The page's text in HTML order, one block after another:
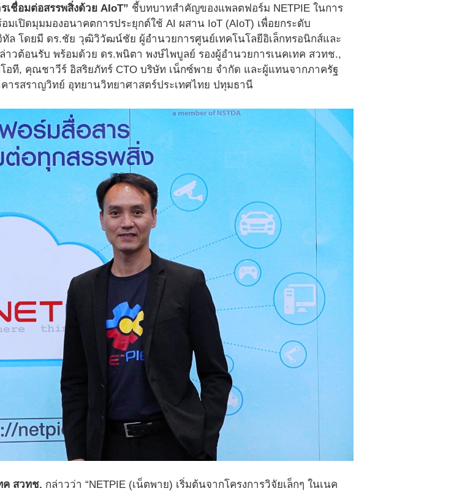
เชื่อมต่อสรรพสิ่งด้วย AIoT” ชี้บทบาทสำคัญของแพลตฟอร์ม NETPIE ในการ
มเปิดมุมมองอนาคตการประยุกต์ใช้ AI ผสาน IoT (AIoT) เพื่อยกระดับ
ล โดยมี ดร.ชัย วุฒิวิวัฒน์ชัย ผู้อำนวยการศูนย์เทคโนโลยีอิเล็กทรอนิกส์และ
าวต้อนรับ พร้อมด้วย ดร.พนิตา พงษ์ไพบูลย์ รองผู้อำนวยการเนคเทค สวทช.,
อที, คุณชาวีร์ อิสริยภัทร์ CTO บริษัท เน็กซ์พาย จำกัด และผู้แทนจากภาครัฐ
ารสราญวิทย์ อุทยานวิทยาศาสตร์ประเทศไทย ปทุมธานี
ค สวทช. กล่าวว่า “NETPIE (เน็ตพาย) เริ่มต้นจากโครงการวิจัยเล็กๆ ในเนค